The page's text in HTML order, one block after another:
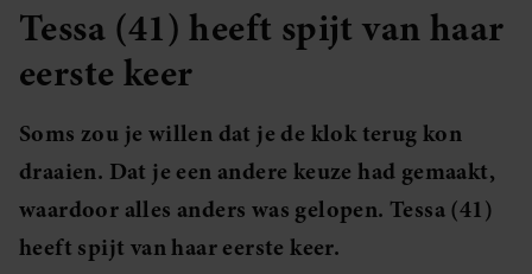
Tessa (41) heeft spijt van haar
eerste keer
Soms zou je willen dat je de klok terug kon
draaien. Dat je een andere keuze had gemaakt,
waardoor alles anders was gelopen. Tessa (41)
heeft spijt van haar eerste keer.